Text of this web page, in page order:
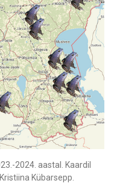
2024. aastal. Kaardil
Kübarsepp.